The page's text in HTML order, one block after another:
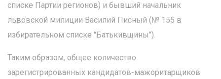
списке Партии регионов) и бывший начальник
львовской милиции Василий Писный (№ 155 в
избирательном списке "Батькивщины").
Таким образом, общее количество
зарегистрированных кандидатов-мажоритарщиков